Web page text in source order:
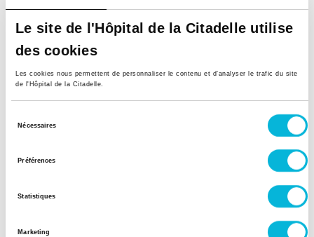
Le site de l'Hôpital de la Citadelle utilise
des cookies
Les cookies nous permettent de personnaliser le contenu et d’analyser le trafic du site
de l'Hôpital de la Citadelle.
Nécessaires
Préférences
Statistiques
Marketing
Soutenez notre Fondation
leurs proches.
Découvrir la Fondation